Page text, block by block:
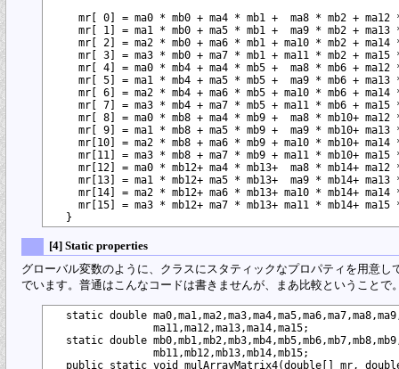
mr[ 0] = ma0 * mb0 + ma4 * mb1 +  ma8 * mb2 + ma12
mr[ 1] = ma1 * mb0 + ma5 * mb1 +  ma9 * mb2 + ma13
mr[ 2] = ma2 * mb0 + ma6 * mb1 + ma10 * mb2 + ma14
mr[ 3] = ma3 * mb0 + ma7 * mb1 + ma11 * mb2 + ma15
mr[ 4] = ma0 * mb4 + ma4 * mb5 +  ma8 * mb6 + ma12
mr[ 5] = ma1 * mb4 + ma5 * mb5 +  ma9 * mb6 + ma13
mr[ 6] = ma2 * mb4 + ma6 * mb5 + ma10 * mb6 + ma14
mr[ 7] = ma3 * mb4 + ma7 * mb5 + ma11 * mb6 + ma15
mr[ 8] = ma0 * mb8 + ma4 * mb9 +  ma8 * mb10+ ma12
mr[ 9] = ma1 * mb8 + ma5 * mb9 +  ma9 * mb10+ ma13
mr[10] = ma2 * mb8 + ma6 * mb9 + ma10 * mb10+ ma14
mr[11] = ma3 * mb8 + ma7 * mb9 + ma11 * mb10+ ma15
mr[12] = ma0 * mb12+ ma4 * mb13+  ma8 * mb14+ ma12
mr[13] = ma1 * mb12+ ma5 * mb13+  ma9 * mb14+ ma13
mr[14] = ma2 * mb12+ ma6 * mb13+ ma10 * mb14+ ma14
mr[15] = ma3 * mb12+ ma7 * mb13+ ma11 * mb14+ ma15
[4] Static properties
グローバル変数のように、クラスにスタティックなプロパティを用意
でいます。普通はこんなコードは書きませんが、まあ比較ということで
static double
                ma11,ma12,ma13,ma14,ma15;
static double
                mb11,mb12,mb13,mb14,mb15;
public static void mulArrayMatrix4(double[] mr,